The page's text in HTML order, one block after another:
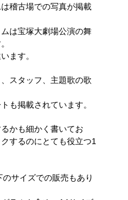
稽古場での写真が掲載
は宝塚大劇場公演の舞
ます。
スタッフ、主題歌の歌
も掲載されています。
かも細かく書いてお
するのにとても役立つ1
サイズでの販売もあり